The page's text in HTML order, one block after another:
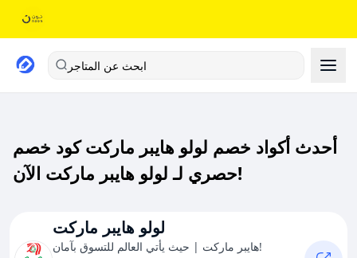
ابحث عن المتاجر
أحدث أكواد خصم لولو هايبر ماركت كود خصم
حصري لـ لولو هايبر ماركت الآن!
لولو هايبر ماركت
هايبر ماركت | حيث يأتي العالم للتسوق بآمان!